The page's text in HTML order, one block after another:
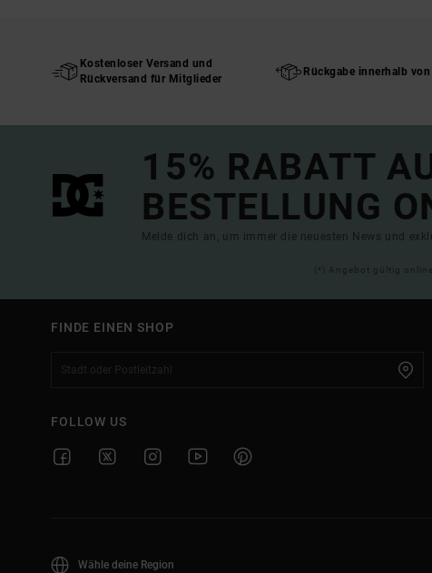
Kostenloser Versand und
Rückversand für Mitglieder
Rückgabe innerhalb von
15% RABATT
BESTELLUNG
Melde dich an, um immer die neuesten News und
(*) Angebot gültig
FINDE EINEN SHOP
FOLLOW US
Wähle deine Region